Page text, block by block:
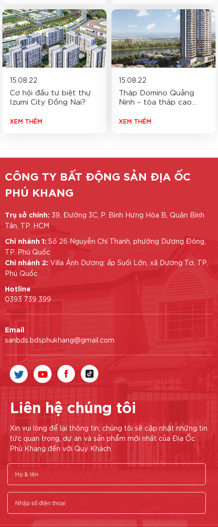
15.08.22
Cơ hội đầu tư biệt thự
Izumi City Đồng Nai?
XEM THÊM
15.08.22
Tháp Domino Quảng
Ninh – tòa tháp cao
hiện ở Hạ Long
XEM THÊM
CÔNG TY BẤT ĐỘNG SẢN ĐỊA ỐC
PHÚ KHANG
Trụ sở chính: 39, Đường 3C, P. Bình Hưng Hòa B, Quận Bình
Tân, TP. HCM
Chi nhánh 1: Số 26 Nguyễn Chí Thanh, phường Dương Đông,
TP. Phú Quốc
Chi nhánh 2: Villa Ánh Dương: ấp Suối Lớn, xã Dương Tơ, TP.
Phú Quốc
Hotline
0393 739 399
Email
sanbds.bdsphukhang@gmail.com
Liên hệ chúng tôi
Xin vui lòng để lại thông tin, chúng tôi sẽ cập nhật những tin
tức quan trọng, dự án và sản phẩm mới nhất của Địa Ốc
Phú Khang đến với Quý Khách